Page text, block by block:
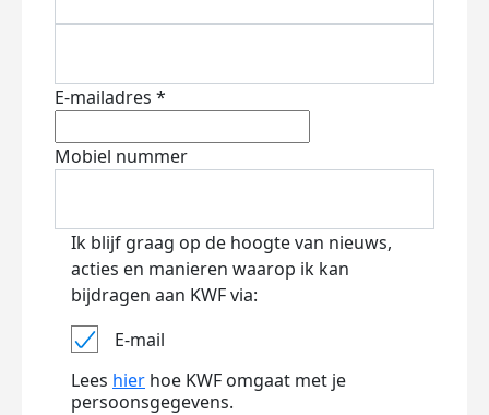
E-mailadres *
Mobiel nummer
Ik blijf graag op de hoogte van nieuws,
acties en manieren waarop ik kan
bijdragen aan KWF via:
E-mail
Lees hier hoe KWF omgaat met je
persoonsgegevens.